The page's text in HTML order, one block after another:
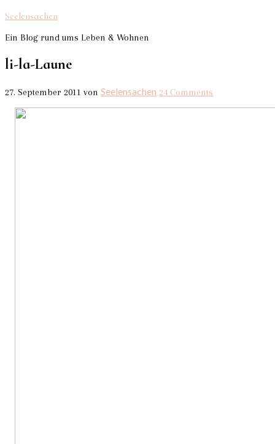
Seelensachen
Ein Blog rund ums Leben & Wohnen
li-la-Laune
27. September 2011 von Seelensachen 24 Comments